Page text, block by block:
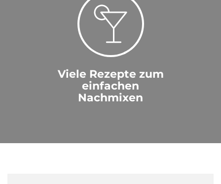
Viele Rezepte zum
einfachen
Nachmixen